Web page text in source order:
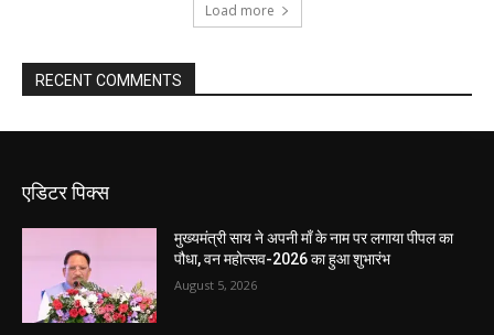
Load more
RECENT COMMENTS
एडिटर पिक्स
मुख्यमंत्री साय ने अपनी माँ के नाम पर लगाया पीपल का
पौधा, वन महोत्सव-2026 का हुआ शुभारंभ
August 5, 2026